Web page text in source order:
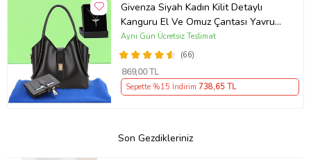
Givenza Siyah Kadın Kilit Detaylı
Kanguru El Ve Omuz Çantası Yavru
Çantalı Cüzdan Ve Kolye Hediyeli
(66)
Aynı Gün Ücretsiz Teslimat
869,00 TL
Sepette %15 İndirim 738,65 TL
Son Gezdikleriniz